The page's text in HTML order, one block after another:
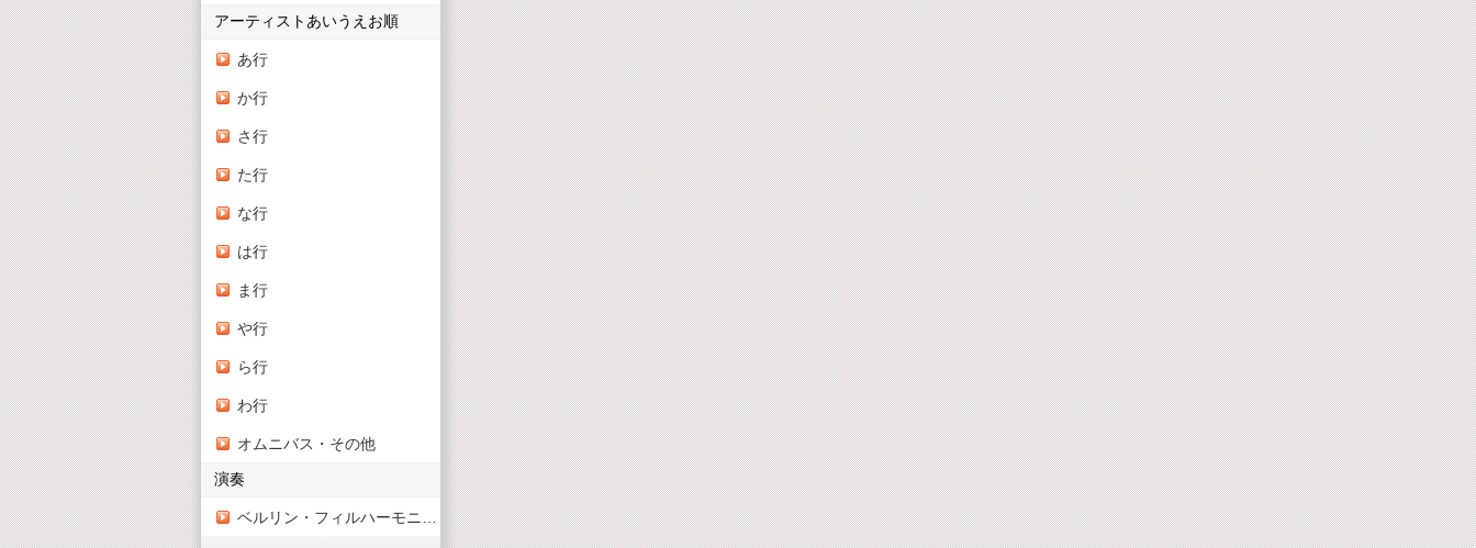
アーティストあいうえお順
あ行
か行
さ行
た行
な行
は行
ま行
や行
ら行
わ行
オムニバス・その他
演奏